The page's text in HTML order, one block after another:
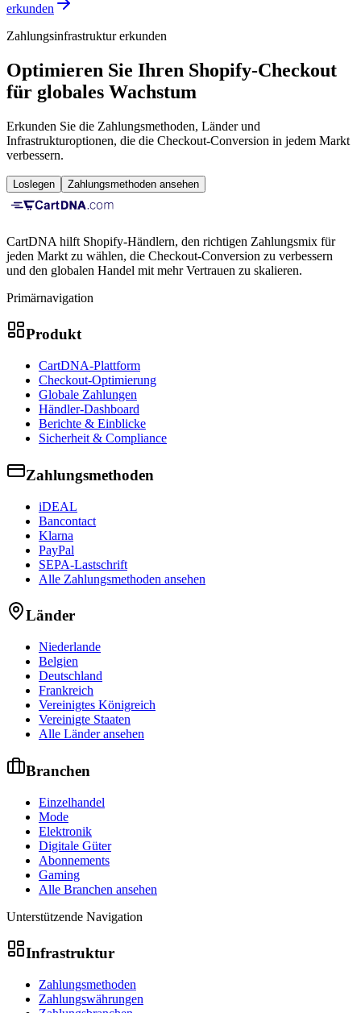
erkunden
Zahlungsinfrastruktur erkunden
Optimieren Sie Ihren Shopify-Checkout
für globales Wachstum
Erkunden Sie die Zahlungsmethoden, Länder und
Infrastrukturoptionen, die die Checkout-Conversion in jedem Markt
verbessern.
Loslegen Zahlungsmethoden ansehen
CartDNA hilft Shopify-Händlern, den richtigen Zahlungsmix für
jeden Markt zu wählen, die Checkout-Conversion zu verbessern
und den globalen Handel mit mehr Vertrauen zu skalieren.
Primärnavigation
Produkt
CartDNA-Plattform
Checkout-Optimierung
Globale Zahlungen
Händler-Dashboard
Berichte & Einblicke
Sicherheit & Compliance
Zahlungsmethoden
iDEAL
Bancontact
Klarna
PayPal
SEPA-Lastschrift
Alle Zahlungsmethoden ansehen
Länder
Niederlande
Belgien
Deutschland
Frankreich
Vereinigtes Königreich
Vereinigte Staaten
Alle Länder ansehen
Branchen
Einzelhandel
Mode
Elektronik
Digitale Güter
Abonnements
Gaming
Alle Branchen ansehen
Unterstützende Navigation
Infrastruktur
Zahlungsmethoden
Zahlungswährungen